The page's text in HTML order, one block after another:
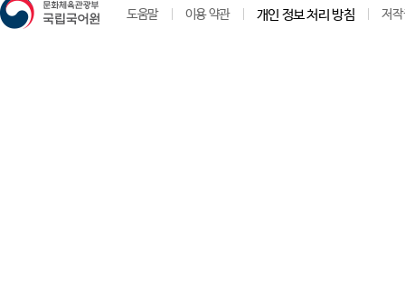
도움말 이용 약관 개인 정보 처리 방침 저